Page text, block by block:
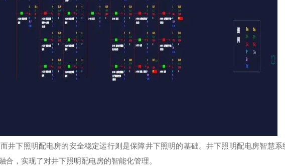
井下照明配电房的安全稳定运行则是保障井下照明的基础。井下照明配电房智慧系
，实现了对井下照明配电房的智能化管理。